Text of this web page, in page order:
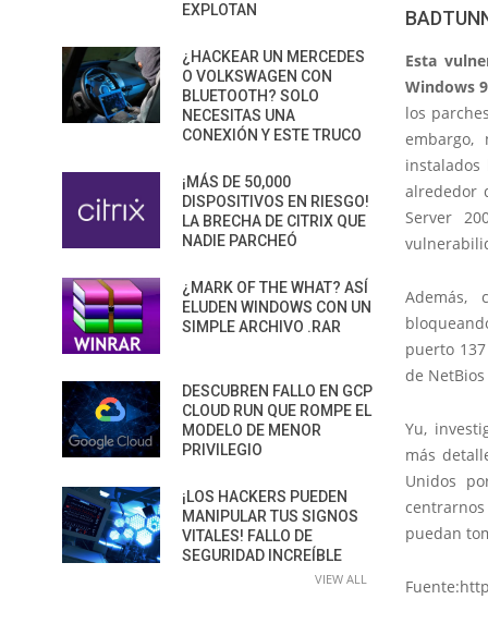
Esta
Windows
los
alrededor
Server
Además,
puerto
de
Yu,
más
Unidos
puedan
EXPLOTAN
¿HACKEAR UN MERCEDES
O VOLKSWAGEN CON
BLUETOOTH? SOLO
NECESITAS UNA
CONEXIÓN Y ESTE TRUCO
¡MÁS DE 50,000
DISPOSITIVOS EN RIESGO!
LA BRECHA DE CITRIX QUE
NADIE PARCHEÓ
¿MARK OF THE WHAT? ASÍ
ELUDEN WINDOWS CON UN
SIMPLE ARCHIVO .RAR
DESCUBREN FALLO EN GCP
CLOUD RUN QUE ROMPE EL
MODELO DE MENOR
PRIVILEGIO
¡LOS HACKERS PUEDEN
MANIPULAR TUS SIGNOS
VITALES! FALLO DE
SEGURIDAD INCREÍBLE
VIEW ALL